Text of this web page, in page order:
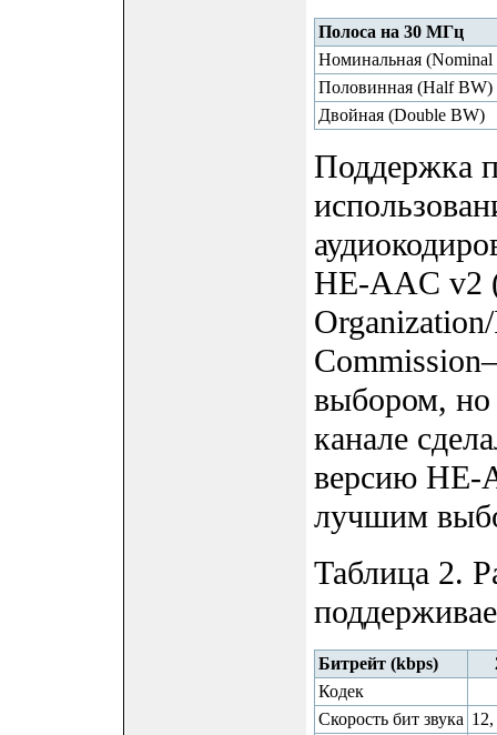
Полоса на 30 МГц
Номинальная
Половинная (Half BW)
Двойная (Double BW)
Поддержка
HE-AAC v2
выбором, но
канале
версию HE-
лучшим
Таблица 2.
Битрейт (kbps)
Кодек
Скорость бит звука